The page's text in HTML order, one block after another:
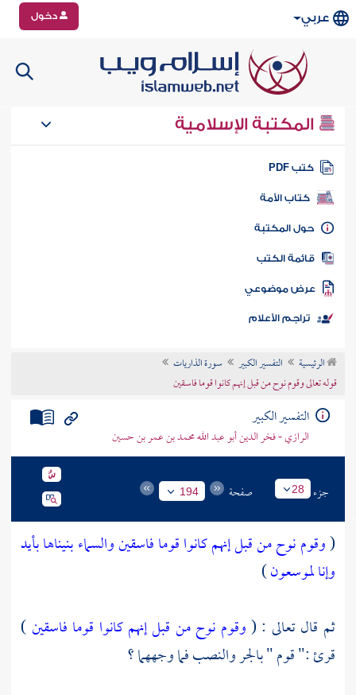
عربي دخول
المكتبة الإسلامية
كتب PDF
كتاب الأمة
المكتبة
الكتب
موضوعي
تراجم الأعلام
الرئيسية التفسير الكبير
سورة الذاريات
قوله تعالى وقوم نوح من قبل إنهم كانوا قوما فاسقين
التفسير الكبير
الرازي - فخر الدين أبو عبد الله محمد بن عمر بن حسين
جزء 28 صفحة 194
(وقوم نوح من قبل إنهم كانوا قوما فاسقينوالسماء بنيناها بأيد
وإنا لموسعون)
ثم قال تعالى : (وقوم نوح من قبل إنهم كانوا قوما فاسقين)
قرئ :" قوم " بالجر والنصب فما وجههما ؟